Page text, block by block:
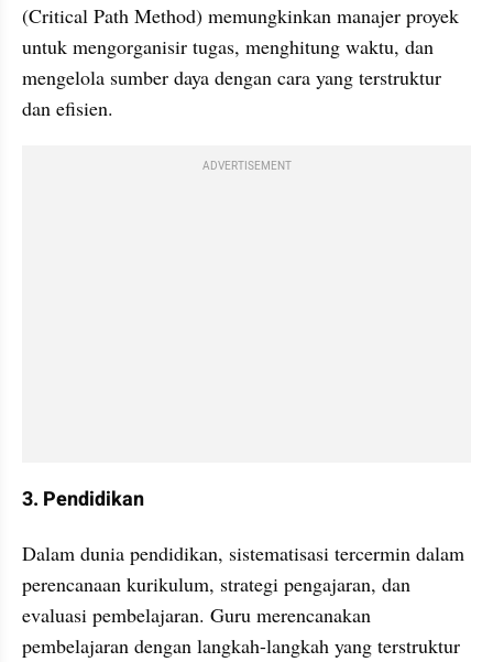
(Critical Path Method) memungkinkan manajer proyek
untuk mengorganisir tugas, menghitung waktu, dan
mengelola sumber daya dengan cara yang terstruktur
dan efisien.
ADVERTISEMENT
3. Pendidikan
Dalam dunia pendidikan, sistematisasi tercermin dalam
perencanaan kurikulum, strategi pengajaran, dan
evaluasi pembelajaran. Guru merencanakan
pembelajaran dengan langkah-langkah yang terstruktur